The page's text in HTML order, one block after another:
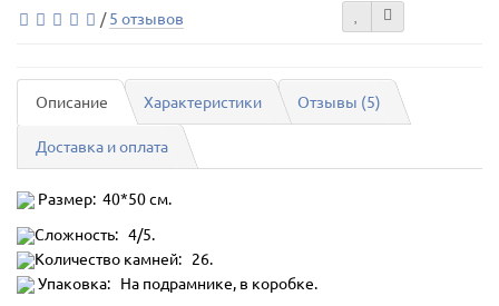
/5 отзывов
Описание Характеристики Отзывы (5)
Доставка и оплата
Размер: 40*50 см.
Сложность: 4/5.
Количество камней: 26.
Упаковка: На подрамнике, в коробке.